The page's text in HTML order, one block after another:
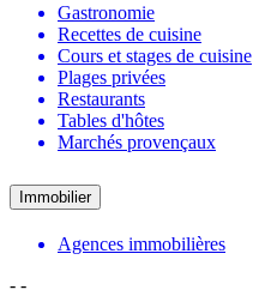
Gastronomie
Recettes de cuisine
Cours et stages de cuisine
Plages privées
Restaurants
Tables d'hôtes
Marchés provençaux
Immobilier
Agences immobilières
- -